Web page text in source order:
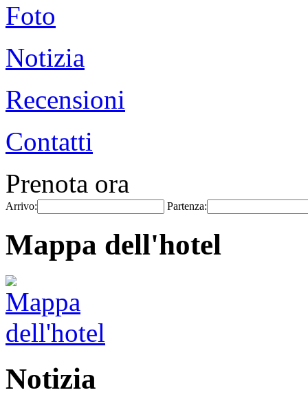
Foto
Notizia
Recensioni
Contatti
Prenota ora
Arrivo: Partenza:
Mappa dell'hotel
Notizia